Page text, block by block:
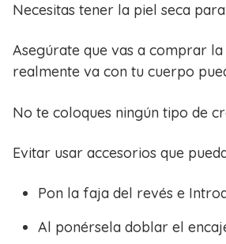
Necesitas tener la piel seca
Asegúrate que vas a comprar
realmente va con tu cuerpo
No te coloques ningún tipo de
Evitar usar accesorios que
Pon la faja del revés e
Al ponérsela doblar el